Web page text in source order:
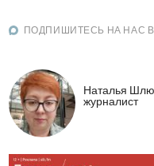
ПОДПИШИТЕСЬ НА НАС В
Наталья
журналист